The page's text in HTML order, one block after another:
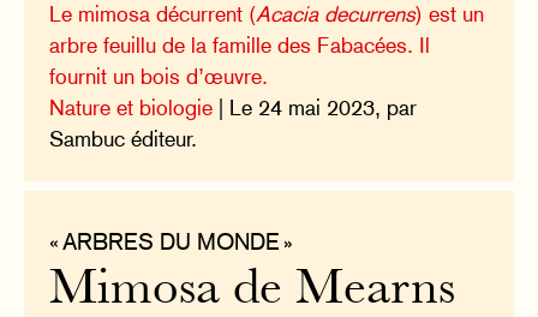
Le mimosa décurrent (Acacia decurrens) est un
arbre feuillu de la famille des Fabacées. Il
fournit un bois d’œuvre.
Nature et biologie | Le 24 mai 2023, par
Sambuc éditeur.
« ARBRES DU MONDE »
Mimosa de Mearns